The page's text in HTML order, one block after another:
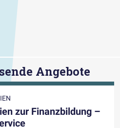
Angebote
zur Finanzbildung –